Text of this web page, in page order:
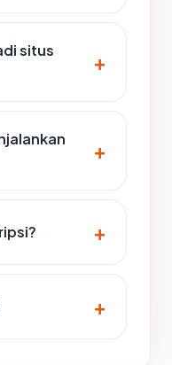
situs